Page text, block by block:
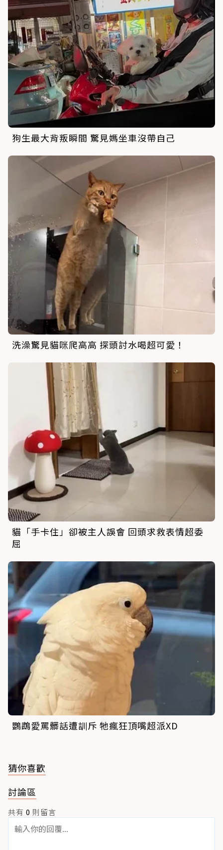
狗生最大背叛瞬間 驚見媽坐車沒帶自己
洗澡驚見貓咪爬高高 探頭討水喝超可愛！
貓「手卡住」卻被主人誤會 回頭求救表情超委
屈
鸚鵡愛罵髒話遭訓斥 牠瘋狂頂嘴超派XD
猜你喜歡
討論區
共有 0 則留言